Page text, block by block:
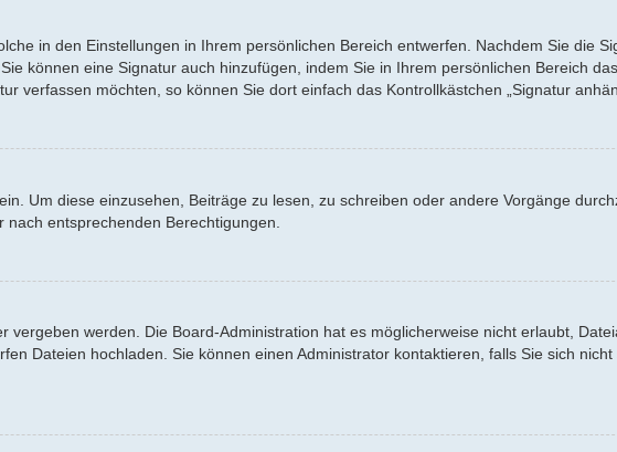
in den Einstellungen in Ihrem persönlichen Bereich entwerfen. Nachdem Sie die
können eine Signatur auch hinzufügen, indem Sie in Ihrem persönlichen Bereich
verfassen möchten, so können Sie dort einfach das Kontrollkästchen „Signatur
Um diese einzusehen, Beiträge zu lesen, zu schreiben oder andere Vorgänge
entsprechenden Berechtigungen.
werden. Die Board-Administration hat es möglicherweise nicht erlaubt,
Dateien hochladen. Sie können einen Administrator kontaktieren, falls Sie sich